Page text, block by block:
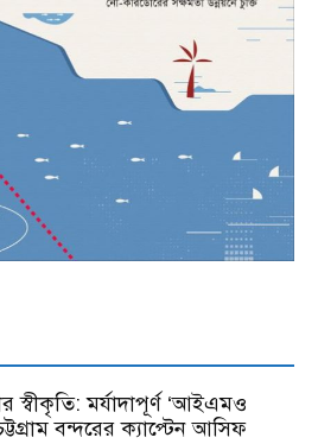
স্বীকৃতি: মর্যাদাপূর্ণ ‘আইএমও
বন্দরের ক্যাপ্টেন আসিফ